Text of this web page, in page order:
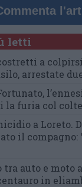
letti
a
arrestate
la furia col
a Loreto.
il compagno:
tra auto e moto
in